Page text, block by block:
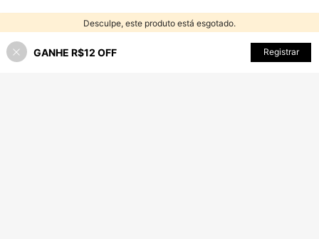
Desculpe, este produto está esgotado.
GANHE R$12 OFF Registrar